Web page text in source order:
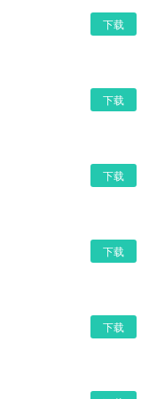
下载
下载
下载
下载
下载